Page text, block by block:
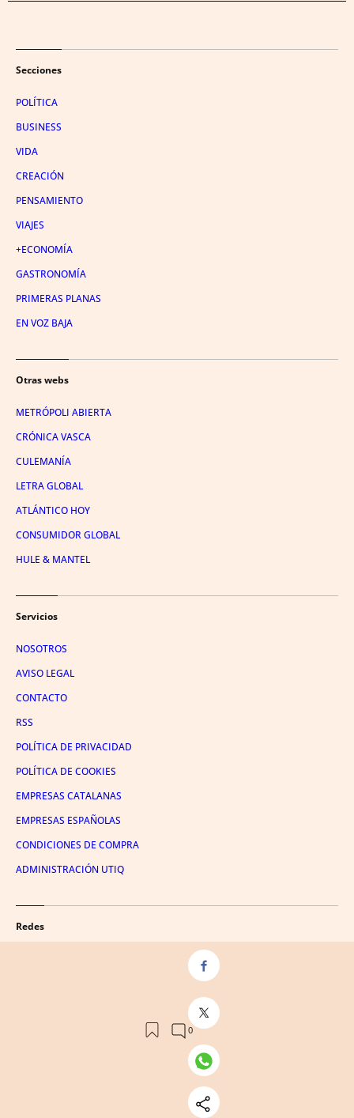
Secciones
POLÍTICA
BUSINESS
VIDA
CREACIÓN
PENSAMIENTO
VIAJES
+ECONOMÍA
GASTRONOMÍA
PRIMERAS PLANAS
EN VOZ BAJA
Otras webs
METRÓPOLI ABIERTA
CRÓNICA VASCA
CULEMANÍA
LETRA GLOBAL
ATLÁNTICO HOY
CONSUMIDOR GLOBAL
HULE & MANTEL
Servicios
NOSOTROS
AVISO LEGAL
CONTACTO
RSS
POLÍTICA DE PRIVACIDAD
POLÍTICA DE COOKIES
EMPRESAS CATALANAS
EMPRESAS ESPAÑOLAS
CONDICIONES DE COMPRA
ADMINISTRACIÓN UTIQ
Redes
© 2026 Crónica Global Media, SL